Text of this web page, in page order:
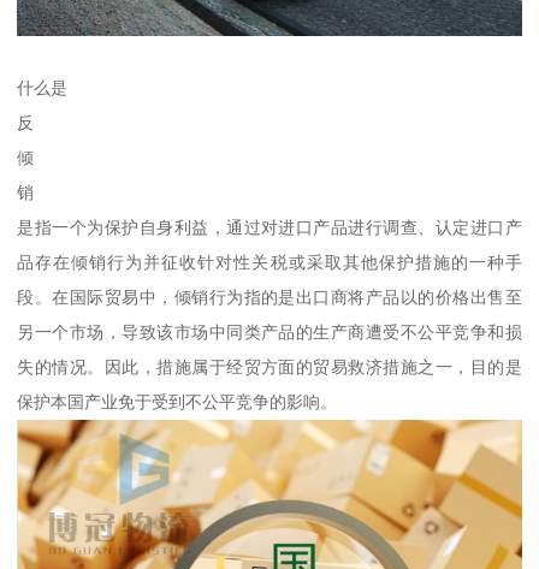
什么是
反
倾
销
是指一个为保护自身利益，通过对进口产品进行调查、认定进口产
品存在倾销行为并征收针对性关税或采取其他保护措施的一种手
段。在国际贸易中，倾销行为指的是出口商将产品以的价格出售至
另一个市场，导致该市场中同类产品的生产商遭受不公平竞争和损
失的情况。因此，措施属于经贸方面的贸易救济措施之一，目的是
保护本国产业免于受到不公平竞争的影响。